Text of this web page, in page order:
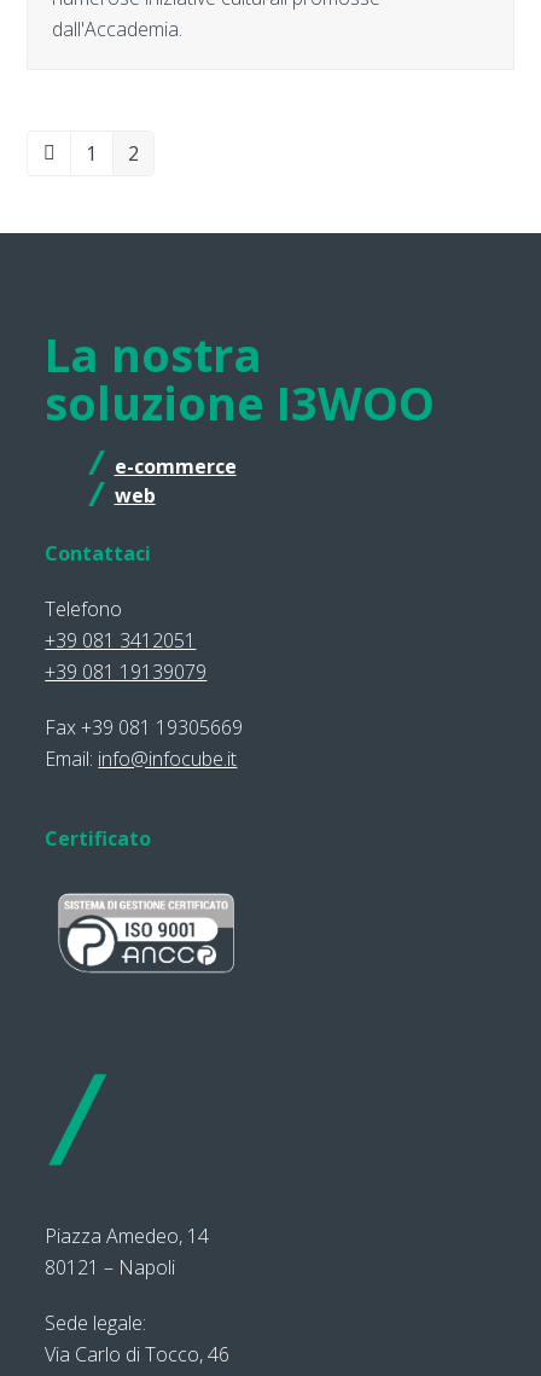
dall'Accademia.
Precedente
Pagina
1 Pagina
2
La nostra
soluzione I3WOO
e-commerce
web
Contattaci
Telefono
+39 081 3412051
+39 081 19139079
Fax +39 081 19305669
Email: info@infocube.it
Certificato
Piazza Amedeo, 14
80121 – Napoli
Sede legale:
Via Carlo di Tocco, 46